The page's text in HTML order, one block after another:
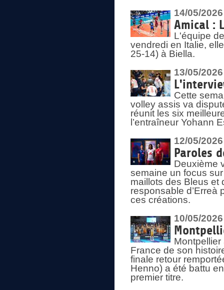
14/05/2026
Amical :
L'équipe
vendredi en Italie,
25-14) à Biella.
13/05/2026
Cette
volley assis va
réunit les six
l’entraîneur Yohann
12/05/2026
Paroles
Deuxième
semaine un focus
maillots des Bleus et
responsable d’Erreà
ces créations.
10/05/2026
France de son
finale retour
Henno) a été battu
premier titre.